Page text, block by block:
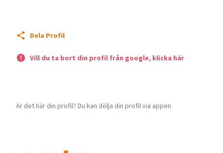
Dela Profil
Vill du ta bort din profil från google, klicka här
Är det här din profil? Du kan dölja din profil via appen